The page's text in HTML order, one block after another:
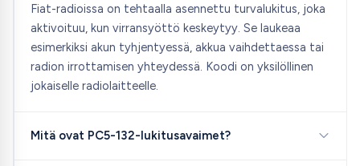
Fiat-radioissa on tehtaalla asennettu turvalukitus, joka
aktivoituu, kun virransyöttö keskeytyy. Se laukeaa
esimerkiksi akun tyhjentyessä, akkua vaihdettaessa tai
radion irrottamisen yhteydessä. Koodi on yksilöllinen
jokaiselle radiolaitteelle.
Mitä ovat PC5-132-lukitusavaimet?